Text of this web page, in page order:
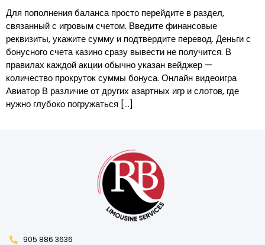
Для пополнения баланса просто перейдите в раздел,
связанный с игровым счетом. Введите финансовые
реквизиты, укажите сумму и подтвердите перевод. Деньги с
бонусного счета казино сразу вывести не получится. В
правилах каждой акции обычно указан вейджер —
количество прокруток суммы бонуса. Онлайн видеоигра
Авиатор В различие от других азартных игр и слотов, где
нужно глубоко погружаться […]
905 886 3636